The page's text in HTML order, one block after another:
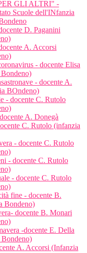
GLI ALTRI" -
Scuole dell'INfanzia
D. Paganini
A. Accorsi
- docente Elisa
- docente A.
BOndeno)
- docente C. Rutolo
A. Donegà
C. Rutolo (infanzia
- docente C. Rutolo
- docente C. Rutolo
- docente C. Rutolo
fine - docente B.
Bondeno)
docente B. Monari
-docente E. Della
A. Accorsi (Infanzia